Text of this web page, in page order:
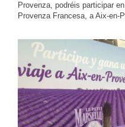
Provenza, podréis participar
Provenza Francesa, a Aix-en-